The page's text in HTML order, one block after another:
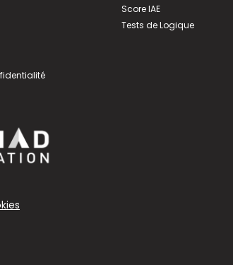
Score IAE
Tests de Logique